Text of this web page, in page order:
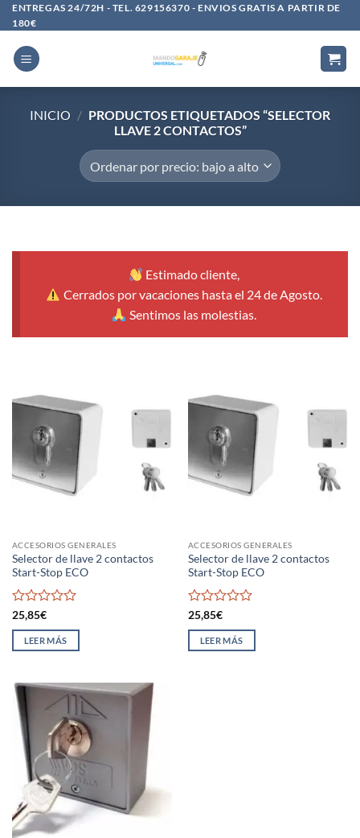
Saltar
al
contenido
ENTREGAS 24/72H - TEL. 629156370 - ENVIOS GRATIS A PARTIR DE
180€
INICIO / PRODUCTOS ETIQUETADOS “SELECTOR
LLAVE 2 CONTACTOS”
Estimado cliente,
Cerrados por vacaciones hasta el 24 de Agosto.
Sentimos las molestias.
ACCESORIOS GENERALES
Selector de llave 2 contactos
Start-Stop ECO
Valorado
con
de
25,85€
LEER MÁS
ACCESORIOS GENERALES
Selector de llave 2 contactos
Start-Stop ECO
Valorado
con
de
25,85€
LEER MÁS